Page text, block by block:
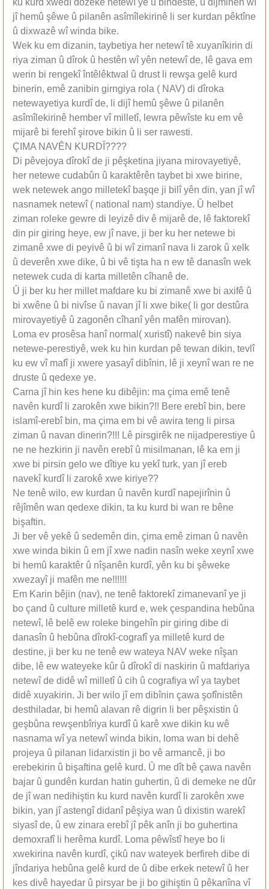
ku kurd xwedî dozeke netewî ye û bindeste, û dijminên wî
jî hemû şêwe û pilanên asîmîlekirinê li ser kurdan pêktîne
û dixwazê wî winda bike.
Wek ku em dizanin, taybetiya her netewî tê xuyanîkirin di
riya ziman û dîrok û hestên wî yên netewî de, lê gava em
werin bi rengekî întêlêktwal û drust li rewşa gelê kurd
binerin, emê zanibin girngiya rola ( NAV) di dîroka
netewayetiya kurdî de, li dijî hemû şêwe û pilanên
asîmîlekirinê hember vî milletî, lewra pêwîste ku em vê
mijarê bi ferehî şirove bikin û li ser rawesti.
ÇIMA NAVÊN KURDÎ????
Di pêvejoya dîrokî de ji pêşketina jiyana mirovayetiyê,
her netewe cudabûn û karaktêrên taybet bi xwe birine,
wek netewek ango milletekî başqe ji bilî yên din, yan jî wî
nasnamek netewî ( national nam) standiye. Û helbet
ziman roleke gewre di leyizê div ê mijarê de, lê faktorekî
din pir giring heye, ew jî nave, ji ber ku her netewe bi
zimanê xwe di peyivê û bi wî zimanî nava li zarok û xelk
û deverên xwe dike, û bi vê tişta ha n ew tê danasîn wek
netewek cuda di karta milletên cîhanê de.
Û ji ber ku her millet mafdare ku bi zimanê xwe bi axifê û
bi xwêne û bi nivîse û navan jî li xwe bike( li gor destûra
mirovayetiyê û zagonên cîhanî yên mafên mirovan).
Loma ev prosêsa hanî normal( xuristî) nakevê bin siya
netewe-perestiyê, wek ku hin kurdan pê tewan dikin, tevlî
ku ew vî mafî ji xwere yasayî dibînin, lê ji xeynî wan re ne
druste û qedexe ye.
Carna jî hin kes hene ku dibêjin: ma çima emê tenê
navên kurdî li zarokên xwe bikin?!! Bere erebî bin, bere
islamî-erebî bin, ma çima em bi vê awira teng li pirsa
ziman û navan dinerin?!!! Lê pirsgirêk ne nijadperestiye û
ne ne hezkirin ji navên erebî û misilmanan, lê ka em ji
xwe bi pirsin gelo we dîtiye ku yekî turk, yan jî ereb
navekî kurdî li zarokê xwe kiriye??
Ne tenê wilo, ew kurdan û navên kurdî napejirînin û
rêjîmên wan qedexe dikin, ta ku kurd bi wan re bêne
bişaftin.
Ji ber vê yekê û sedemên din, çima emê ziman û navên
xwe winda bikin û em jî xwe nadin nasîn weke xeynî xwe
bi hemû karaktêr û nîşanên kurdî, yên ku bi şêweke
xwezayî ji mafên me ne!!!!!!
Em Karin bêjin (nav), ne tenê faktorekî zimanevanî ye ji
bo çand û culture milletê kurd e, wek çespandina hebûna
netewî, lê belê ew roleke bingehîn pir giring dibe di
danasîn û hebûna dîrokî-cografî ya milletê kurd de
destine, ji ber ku ne tenê ew wateya NAV weke nîşan
dibe, lê ew wateyeke kûr û dîrokî di naskirin û mafdariya
netewî de didê wî milletî û cih û cografiya wî ya taybet
didê xuyakirin. Ji ber wilo jî em dibînin çawa şofînistên
desthiladar, bi hemû alavan rê digrin li ber pêşxistin û
geşbûna rewşenbîriya kurdî û karê xwe dikin ku wê
nasnama wî ya netewî winda bikin, loma wan bi dehê
projeya û pilanan lidarxistin ji bo vê armancê, ji bo
erebekirin û bişaftina gelê kurd. Û me dît bê çawa navên
bajar û gundên kurdan hatin guhertin, û di demeke ne dûr
de jî wan nedihiştin ku kurd navên kurdî li zarokên xwe
bikin, yan jî astengî didanî pêşiya wan û dixistin warekî
siyasî de, û ew zinara erebî jî pêk anîn ji bo guhertina
demoxrafî li herêma kurdî. Loma pêwîstî heye bo li
xwekirina navên kurdî, çikû nav wateyek berfireh dibe di
jîndariya hebûna gelê kurd de û dibe erkek netewî û her
kes divê hayedar û pirsyar be ji bo gihiştin û pêkanîna vî